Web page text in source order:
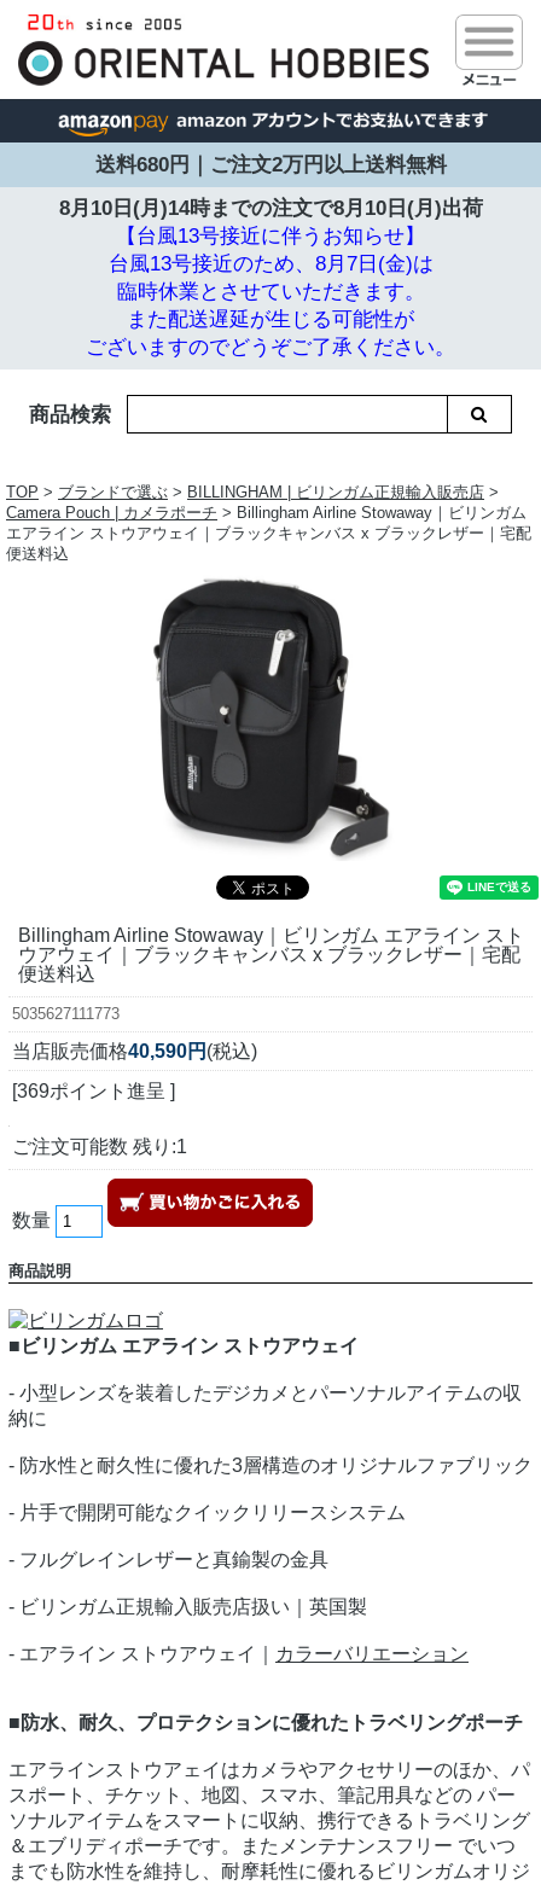
送料680円｜ご注文2万円以上送料無料
8月10日(月)14時までの注文で8月10日(月)出荷
【台風13号接近に伴うお知らせ】
台風13号接近のため、8月7日(金)は
臨時休業とさせていただきます。
また配送遅延が生じる可能性が
ございますのでどうぞご了承ください。
商品検索
TOP > ブランドで選ぶ > BILLINGHAM | ビリンガム正規輸入販売店 >
Camera Pouch | カメラポーチ > Billingham Airline Stowaway｜ビリンガム
エアライン ストウアウェイ｜ブラックキャンバス x ブラックレザー｜宅配
便送料込
Billingham Airline Stowaway｜ビリンガム エアライン スト
ウアウェイ｜ブラックキャンバス x ブラックレザー｜宅配
便送料込
5035627111773
当店販売価格40,590円 (税込)
[369ポイント進呈 ]
ご注文可能数 残り:1
数量
商品説明
■ビリンガム エアライン ストウアウェイ
- 小型レンズを装着したデジカメとパーソナルアイテムの収
納に
- 防水性と耐久性に優れた3層構造のオリジナルファブリック
- 片手で開閉可能なクイックリリースシステム
- フルグレインレザーと真鍮製の金具
- ビリンガム正規輸入販売店扱い｜英国製
- エアライン ストウアウェイ｜ カラーバリエーション
■防水、耐久、プロテクションに優れたトラベリングポーチ
エアラインストウアェイはカメラやアクセサリーのほか、パ
スポート、チケット、地図、スマホ、筆記用具などの パー
ソナルアイテムをスマートに収納、携行できるトラベリング
＆エブリディポーチです。またメンテナンスフリー でいつ
までも防水性を維持し、耐摩耗性に優れるビリンガムオリジ